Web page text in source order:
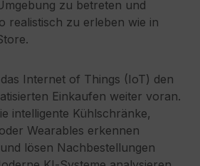
zu betreten und
realistisch zu erleben wie in
Internet of Things (IoT) den
Einkaufen weiter voran.
intelligente Kühlschränke,
Wearables erkennen
lösen Nachbestellungen